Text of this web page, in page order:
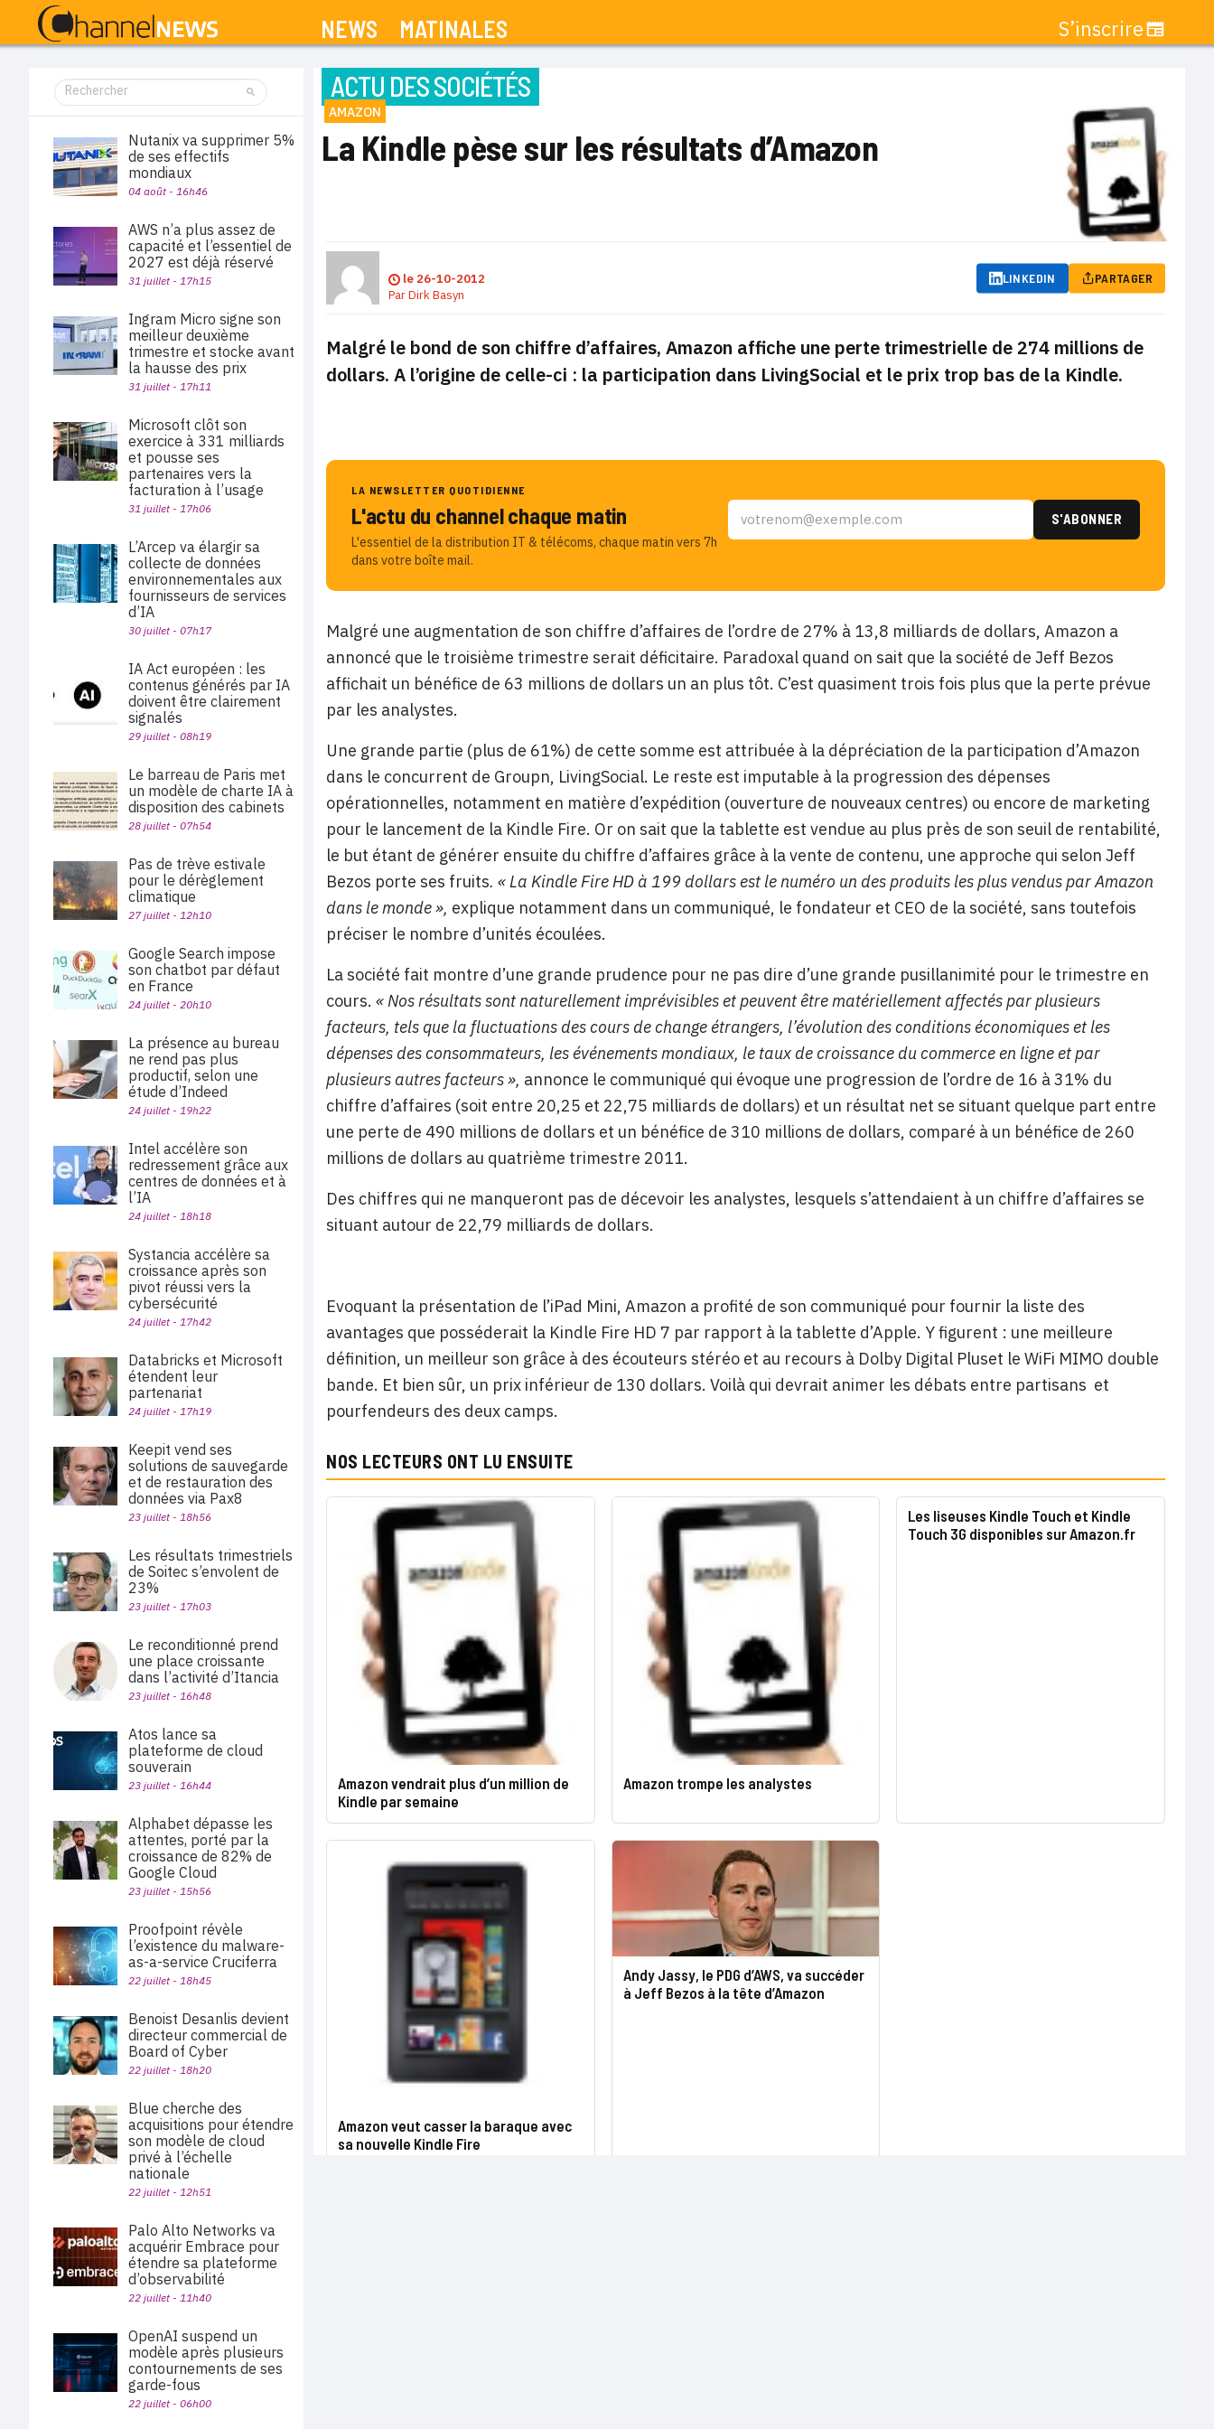
NEWS MATINALES S’inscrire
ACTU DES SOCIÉTÉS
AMAZON
La Kindle pèse sur les résultats d’Amazon
le 26-10-2012
ParDirk Basyn
LINKEDIN PARTAGER
Malgré le bond de son chiffre d’affaires, Amazon affiche une perte trimestrielle de 274 millions de
dollars. A l’origine de celle-ci : la participation dans LivingSocial et le prix trop bas de la Kindle.
LA NEWSLETTER QUOTIDIENNE
L'actu du channel chaque matin
L'essentiel de la distribution IT & télécoms, chaque matin vers 7h
dans votre boîte mail.
Malgré une augmentation de son chiffre d’affaires de l’ordre de 27% à 13,8 milliards de dollars, Amazon a
annoncé que le troisième trimestre serait déficitaire. Paradoxal quand on sait que la société de Jeff Bezos
affichait un bénéfice de 63 millions de dollars un an plus tôt. C’est quasiment trois fois plus que la perte prévue
par les analystes.
Une grande partie (plus de 61%) de cette somme est attribuée à la dépréciation de la participation d’Amazon
dans le concurrent de Groupn, LivingSocial. Le reste est imputable à la progression des dépenses
opérationnelles, notamment en matière d’expédition (ouverture de nouveaux centres) ou encore de marketing
pour le lancement de la Kindle Fire. Or on sait que la tablette est vendue au plus près de son seuil de rentabilité,
le but étant de générer ensuite du chiffre d’affaires grâce à la vente de contenu, une approche qui selon Jeff
Bezos porte ses fruits. « La Kindle Fire HD à 199 dollars est le numéro un des produits les plus vendus par Amazon
dans le monde », explique notamment dans un communiqué, le fondateur et CEO de la société, sans toutefois
préciser le nombre d’unités écoulées.
La société fait montre d’une grande prudence pour ne pas dire d’une grande pusillanimité pour le trimestre en
cours. « Nos résultats sont naturellement imprévisibles et peuvent être matériellement affectés par plusieurs
facteurs, tels que la fluctuations des cours de change étrangers, l’évolution des conditions économiques et les
dépenses des consommateurs, les événements mondiaux, le taux de croissance du commerce en ligne et par
plusieurs autres facteurs », annonce le communiqué qui évoque une progression de l’ordre de 16 à 31% du
chiffre d’affaires (soit entre 20,25 et 22,75 milliards de dollars) et un résultat net se situant quelque part entre
une perte de 490 millions de dollars et un bénéfice de 310 millions de dollars, comparé à un bénéfice de 260
millions de dollars au quatrième trimestre 2011.
Des chiffres qui ne manqueront pas de décevoir les analystes, lesquels s’attendaient à un chiffre d’affaires se
situant autour de 22,79 milliards de dollars.
Evoquant la présentation de l’iPad Mini, Amazon a profité de son communiqué pour fournir la liste des
avantages que posséderait la Kindle Fire HD 7 par rapport à la tablette d’Apple. Y figurent : une meilleure
définition, un meilleur son grâce à des écouteurs stéréo et au recours à Dolby Digital Pluset le WiFi MIMO double
bande. Et bien sûr, un prix inférieur de 130 dollars. Voilà qui devrait animer les débats entre partisans et
pourfendeurs des deux camps.
NOS LECTEURS ONT LU ENSUITE
Amazon vendrait plus d’un million de
Kindle par semaine
Amazon trompe les analystes
Les liseuses Kindle Touch et Kindle
Touch 3G disponibles sur Amazon.fr
Amazon veut casser la baraque avec
sa nouvelle Kindle Fire
Andy Jassy, ​​le PDG d’AWS, va succéder
à Jeff Bezos à la tête d’Amazon
Nutanix va supprimer 5%
de ses effectifs
mondiaux
04 août - 16h46
AWS n’a plus assez de
capacité et l’essentiel de
2027 est déjà réservé
31 juillet - 17h15
Ingram Micro signe son
meilleur deuxième
trimestre et stocke avant
la hausse des prix
31 juillet - 17h11
Microsoft clôt son
exercice à 331 milliards
et pousse ses
partenaires vers la
facturation à l’usage
31 juillet - 17h06
L’Arcep va élargir sa
collecte de données
environnementales aux
fournisseurs de services
d’IA
30 juillet - 07h17
IA Act européen : les
contenus générés par IA
doivent être clairement
signalés
29 juillet - 08h19
Le barreau de Paris met
un modèle de charte IA à
disposition des cabinets
28 juillet - 07h54
Pas de trève estivale
pour le dérèglement
climatique
27 juillet - 12h10
Google Search impose
son chatbot par défaut
en France
24 juillet - 20h10
La présence au bureau
ne rend pas plus
productif, selon une
étude d’Indeed
24 juillet - 19h22
Intel accélère son
redressement grâce aux
centres de données et à
l’IA
24 juillet - 18h18
Systancia accélère sa
croissance après son
pivot réussi vers la
cybersécurité
24 juillet - 17h42
Databricks et Microsoft
étendent leur
partenariat
24 juillet - 17h19
Keepit vend ses
solutions de sauvegarde
et de restauration des
données via Pax8
23 juillet - 18h56
Les résultats trimestriels
de Soitec s’envolent de
23%
23 juillet - 17h03
Le reconditionné prend
une place croissante
dans l’activité d’Itancia
23 juillet - 16h48
Atos lance sa
plateforme de cloud
souverain
23 juillet - 16h44
Alphabet dépasse les
attentes, porté par la
croissance de 82% de
Google Cloud
23 juillet - 15h56
Proofpoint révèle
l’existence du malware-
as-a-service Cruciferra
22 juillet - 18h45
Benoist Desanlis devient
directeur commercial de
Board of Cyber
22 juillet - 18h20
Blue cherche des
acquisitions pour étendre
son modèle de cloud
privé à l’échelle
nationale
22 juillet - 12h51
Palo Alto Networks va
acquérir Embrace pour
étendre sa plateforme
d’observabilité
22 juillet - 11h40
OpenAI suspend un
modèle après plusieurs
contournements de ses
garde-fous
22 juillet - 06h00